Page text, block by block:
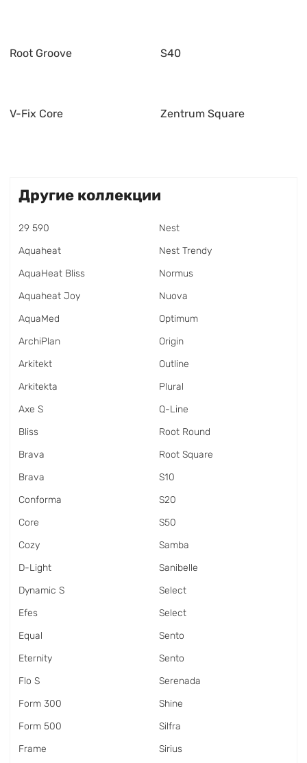
Root Groove S40
V-Fix Core Zentrum Square
Другие коллекции
29 590
Aquaheat
AquaHeat Bliss
Aquaheat Joy
AquaMed
ArchiPlan
Arkitekt
Arkitekta
Axe S
Bliss
Brava
Brava
Conforma
Core
Cozy
D-Light
Dynamic S
Efes
Equal
Eternity
Flo S
Form 300
Form 500
Frame
Nest
Nest Trendy
Normus
Nuova
Optimum
Origin
Outline
Plural
Q-Line
Root Round
Root Square
S10
S20
S50
Samba
Sanibelle
Select
Select
Sento
Sento
Serenada
Shine
Silfra
Sirius